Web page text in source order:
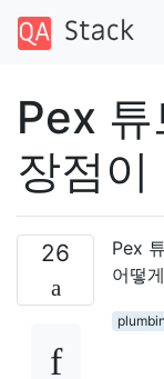
Pex
장점이
26
Pex
어떻